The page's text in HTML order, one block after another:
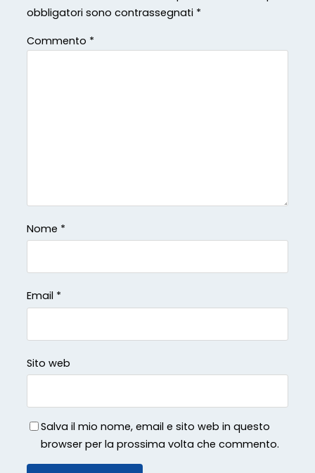
obbligatori sono contrassegnati *
Commento *
Nome *
Email *
Sito web
Salva il mio nome, email e sito web in questo
browser per la prossima volta che commento.